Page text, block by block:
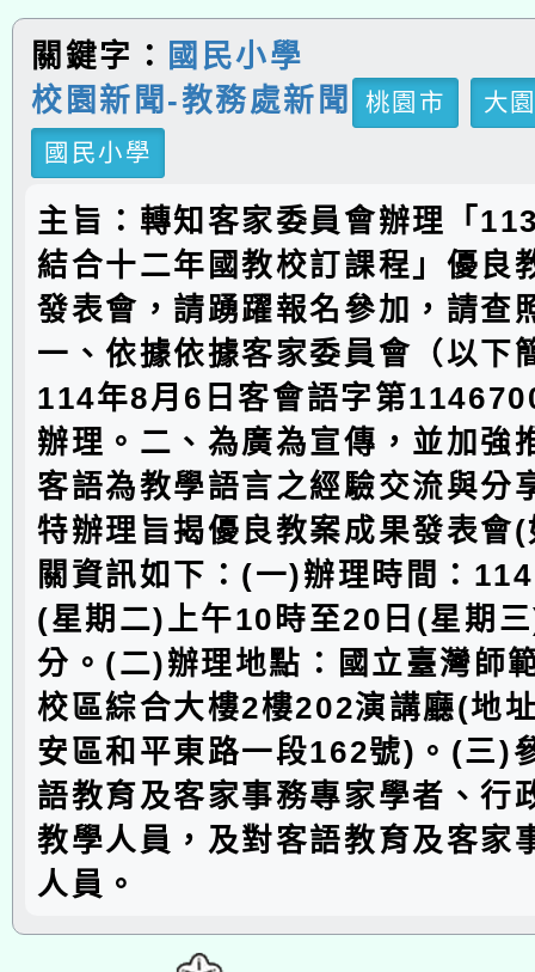
關鍵字：
國民小學
校園新聞-教務處新聞
桃園市
大
國民小學
主旨：轉知客家委員會辦理「
結合十二年國教校訂課程」優良
發表會，請踴躍報名參加，請查
一、依據依據客家委員會（以下
114年8月6日客會語字第
辦理。二、為廣為宣傳，並加強
客語為教學語言之經驗交流與分
特辦理旨揭優良教案成果發表會
關資訊如下：(一)辦理時間：
(星期二)上午10時至20日(星期
分。(二)辦理地點：國立臺灣師
校區綜合大樓2樓202演講廳(地
安區和平東路一段162號)。(三)
語教育及客家事務專家學者、行
教學人員，及對客語教育及客家
人員。